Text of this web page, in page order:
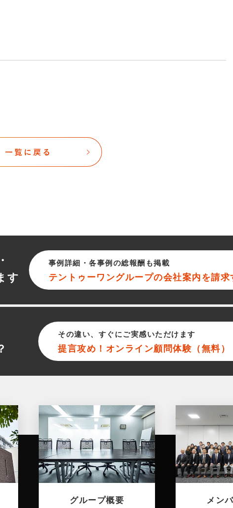
す
事例詳細・各事例の総報酬も掲載
テントゥーワングループの会社案内を請求
その違い、すぐにご実感いただけます
提言攻め！オンライン顧問体験（無料）
グループ概要 メン